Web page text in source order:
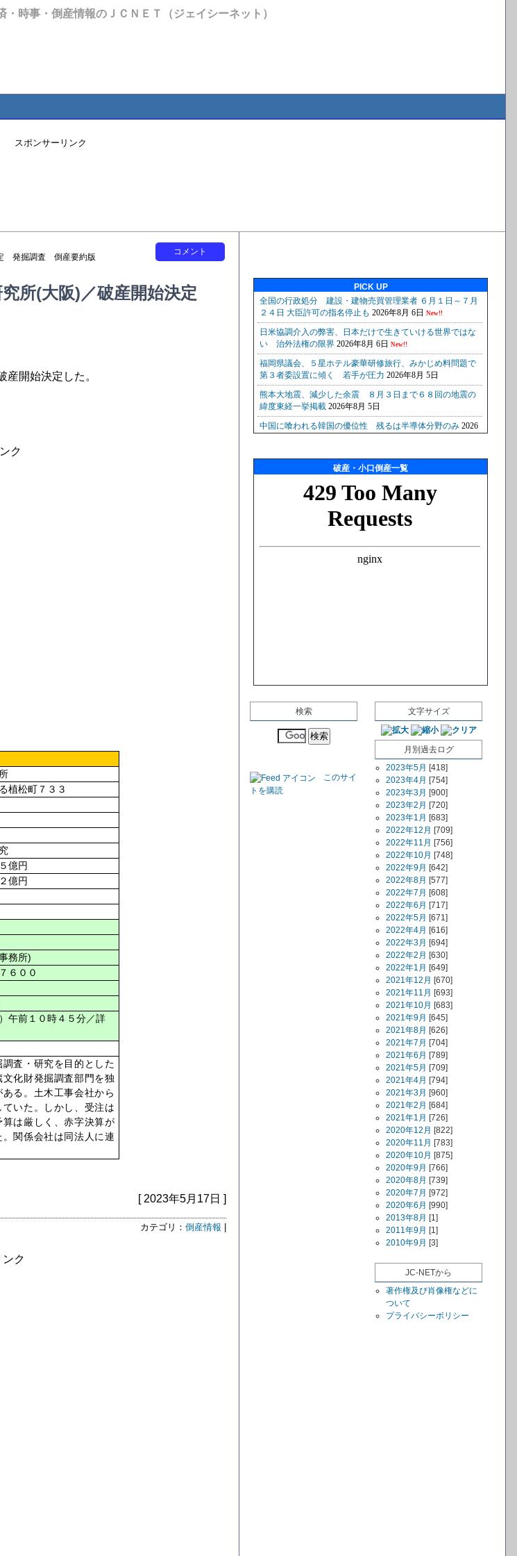
・時事・倒産情報のＪＣＮＥＴ（ジェイシーネット）
スポンサーリンク
コメント
定 発掘調査 倒産要約版
所(大阪)／破産開始決定
開始決定した。
ク
植松町７３３
億円
億円
務所)
６００
午前１０時４５分／詳
査・研究を目的とした
化財発掘調査部門を独
る。土木工事会社から
いた。しかし、受注は
は厳しく、赤字決算が
関係会社は同法人に連
[ 2023年5月17日 ]
カテゴリ： 倒産情報
ク
PICK UP
破産・小口倒産一覧
検索
このサイ
トを購読
文字サイズ
月別過去ログ
2023年5月 [418]
2023年4月 [754]
2023年3月 [900]
2023年2月 [720]
2023年1月 [683]
2022年12月 [709]
2022年11月 [756]
2022年10月 [748]
2022年9月 [642]
2022年8月 [577]
2022年7月 [608]
2022年6月 [717]
2022年5月 [671]
2022年4月 [616]
2022年3月 [694]
2022年2月 [630]
2022年1月 [649]
2021年12月 [670]
2021年11月 [693]
2021年10月 [683]
2021年9月 [645]
2021年8月 [626]
2021年7月 [704]
2021年6月 [789]
2021年5月 [709]
2021年4月 [794]
2021年3月 [960]
2021年2月 [684]
2021年1月 [726]
2020年12月 [822]
2020年11月 [783]
2020年10月 [875]
2020年9月 [766]
2020年8月 [739]
2020年7月 [972]
2020年6月 [990]
2013年8月 [1]
2011年9月 [1]
2010年9月 [3]
JC-NETから
著作権及び肖像権などに
ついて
プライバシーポリシー